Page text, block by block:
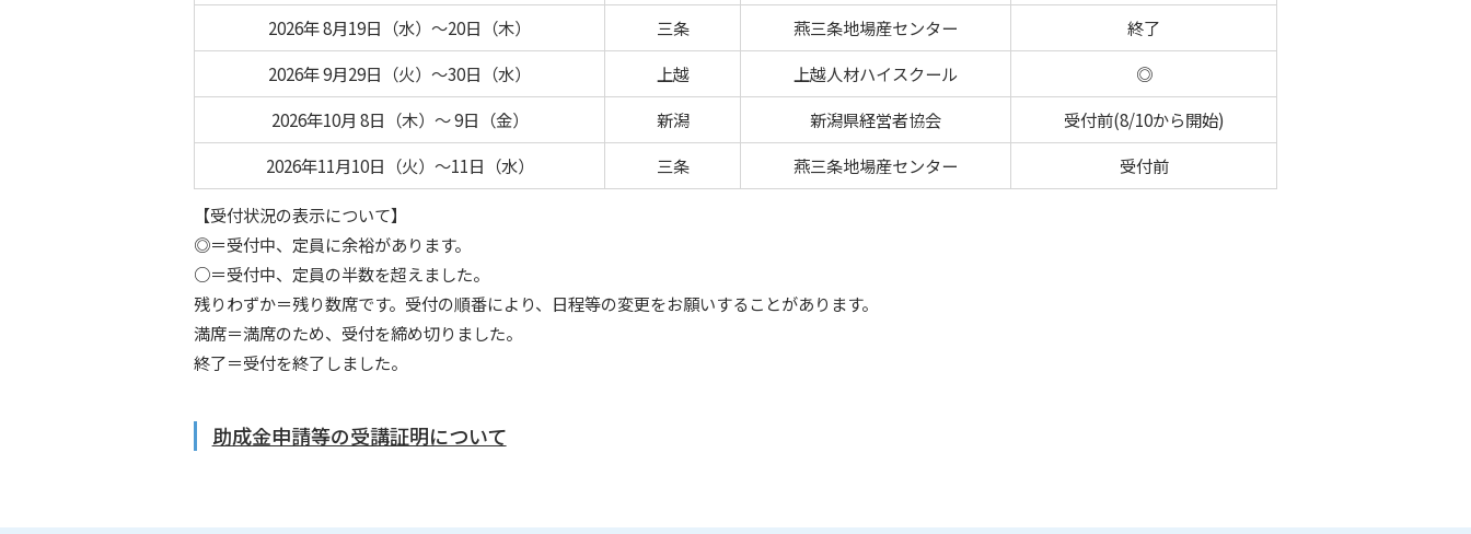
2026年 8月19日（水）～20日（木）
三条 燕三条地場産センター
終了
2026年 9月29日（火）～30日（水）
上越 上越人材ハイスクール
◎
2026年10月 8日（木）～ 9日（金）
新潟 新潟県経営者協会
受付前(8/10から開始)
2026年11月10日（火）～11日（水）
三条 燕三条地場産センター 受付前
【受付状況の表示について】
◎＝受付中、定員に余裕があります。
○＝受付中、定員の半数を超えました。
残りわずか＝残り数席です。受付の順番により、日程等の変更をお願いすることがあります。
満席＝満席のため、受付を締め切りました。
終了＝受付を終了しました。
助成金申請等の受講証明について